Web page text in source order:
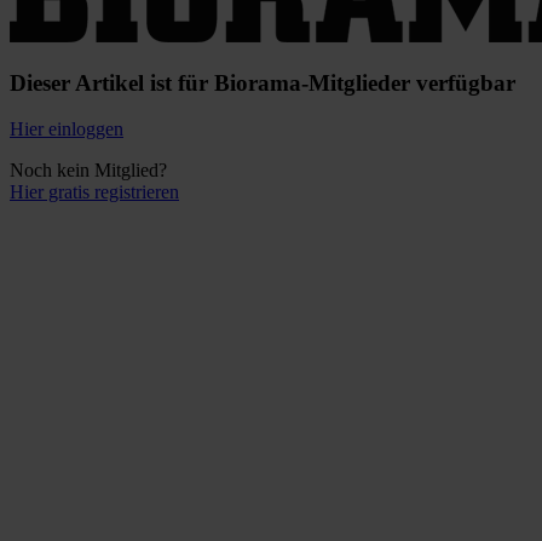
Dieser Artikel ist für Biorama-Mitglieder verfügbar
Hier einloggen
Noch kein Mitglied?
Hier gratis registrieren